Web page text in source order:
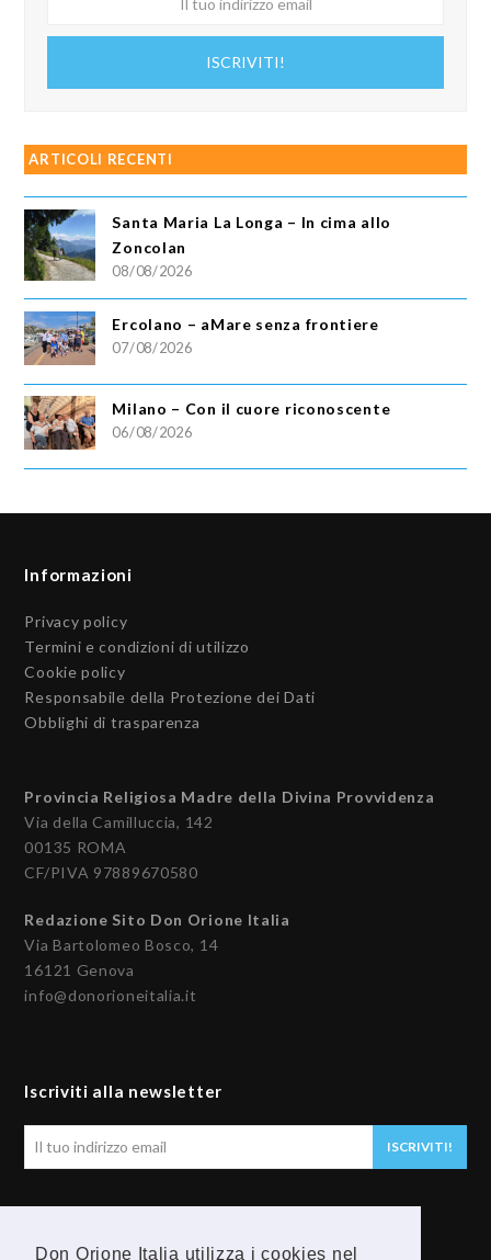
Don Orione Italia utilizza i cookies nel
ISCRIVITI!
ARTICOLI RECENTI
Santa Maria La Longa – In cima allo
Zoncolan
08/08/2026
Ercolano – aMare senza frontiere
07/08/2026
Milano – Con il cuore riconoscente
06/08/2026
Informazioni
Privacy policy
Termini e condizioni di utilizzo
Cookie policy
Responsabile della Protezione dei Dati
Obblighi di trasparenza
Provincia Religiosa Madre della Divina Provvidenza
Via della Camilluccia, 142
00135 ROMA
CF/PIVA 97889670580
Redazione Sito Don Orione Italia
Via Bartolomeo Bosco, 14
16121 Genova
info@donorioneitalia.it
Iscriviti alla newsletter
ISCRIVITI!